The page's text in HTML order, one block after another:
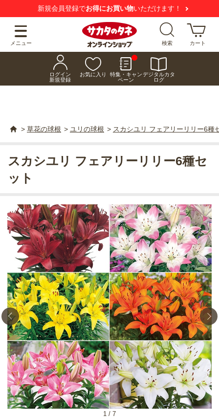
新規会員登録でお得にお買い物いただけます！
メニュー 検索 カート
ログイン
新規登録
お気に入り
特集・キャン
ペーン
デジタルカタ
ログ
> 草花の球根 > ユリの球根 > スカシユリ フェアリーリリー6種
1 / 7
スカシユリ フェアリーリリー6種セ
ット